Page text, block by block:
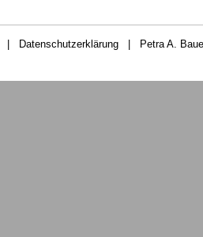
Datenschutzerklärung Petra A.